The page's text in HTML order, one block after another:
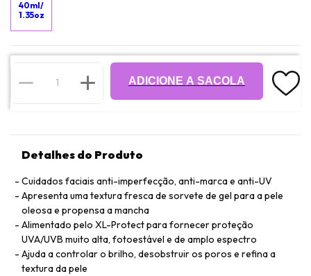
40ml/
1.35oz
ADICIONE A SACOLA
Detalhes do Produto
Cuidados faciais anti-imperfecção, anti-marca e anti-UV
Apresenta uma textura fresca de sorvete de gel para a pele
oleosa e propensa a mancha
Alimentado pelo XL-Protect para fornecer proteção
UVA/UVB muito alta, fotoestável e de amplo espectro
Ajuda a controlar o brilho, desobstruir os poros e refina a
textura da pele